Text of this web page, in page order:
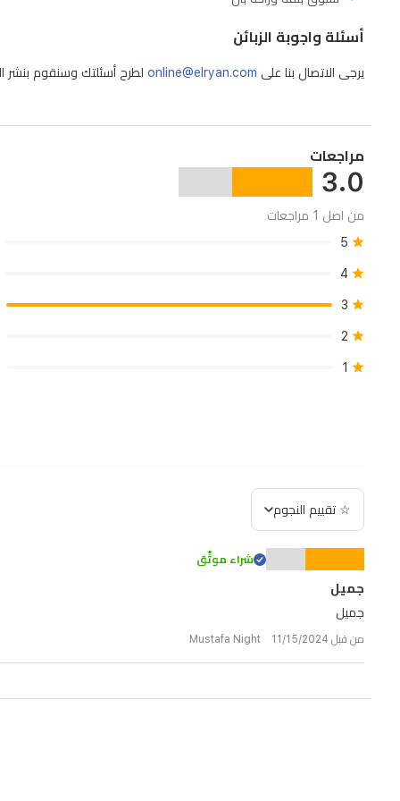
أسئلة واجوبة الزبائن
يرجى الاتصال بنا على online@elryan.com لطرح أسئلتك وسنقوم بنشر
مراجعات
3.0
من اصل 1 مراجعات
5
4
3
2
1
☆ تقييم النجوم
شراء موثّق
جميل
جميل
من قبل Mustafa Night 11/15/2024